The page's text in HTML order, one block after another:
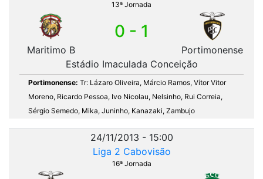
13ª Jornada
Maritimo B
0 - 1
Portimonense
Estádio Imaculada Conceição
Portimonense: Tr: Lázaro Oliveira, Márcio Ramos, Vítor Vitor
Moreno, Ricardo Pessoa, Ivo Nicolau, Nelsinho, Rui Correia,
Sérgio Semedo, Mika, Juninho, Kanazaki, Zambujo
24/11/2013 - 15:00
Liga 2 Cabovisão
16ª Jornada